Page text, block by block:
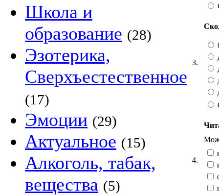
Школа и
образование (28)
Эзотерика,
Сверхъестественное
(17)
Эмоции (29)
Актуальное (15)
Алкоголь, табак,
вещества (5)
3.
4.